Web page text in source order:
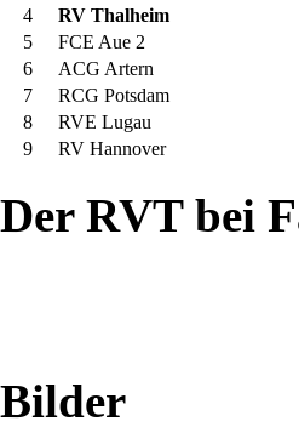
4
RV Thalheim
5
FCE Aue 2
6
ACG Artern
7
RCG Potsdam
8
RVE Lugau
9
RV Hannover
Der RVT bei
Bilder
jährlichen
Tagung
in
Darmstadt-